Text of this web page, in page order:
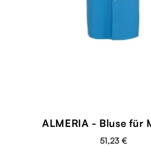
ALMERIA - Bluse für
51,23 €